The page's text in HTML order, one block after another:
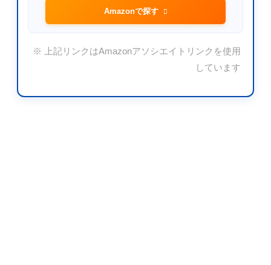
Amazonで探す
※ 上記リンクはAmazonアソシエイトリンクを使用
しています